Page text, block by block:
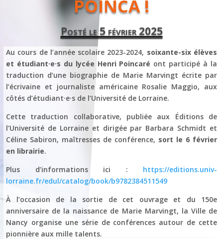
POINCA !
Posté le 5 février 2025
Au cours de l’année scolaire 2023-2024, soixante-six élèves
et étudiant·e·s du lycée Henri Poincaré ont participé à la
traduction d’une biographie de Marie Marvingt écrite par
l’écrivaine et journaliste américaine Rosalie Maggio, aux
côtés d’étudiant·e·s de l’Université de Lorraine.
Cette traduction collaborative, publiée aux Éditions de
l’Université de Lorraine et dirigée par Barbara Schmidt et
Céline Sabiron, maîtresses de conférence, sort le 6 février
en librairie.
Plus d’informations ici : https://editions.univ-
lorraine.fr/edul/catalog/book/b9782384511549
À l’occasion de la sortie de cet ouvrage et du 150e
anniversaire de la naissance de Marie Marvingt, la Ville de
Nancy organise une série de conférences autour de cette
pionnière aux mille talents.